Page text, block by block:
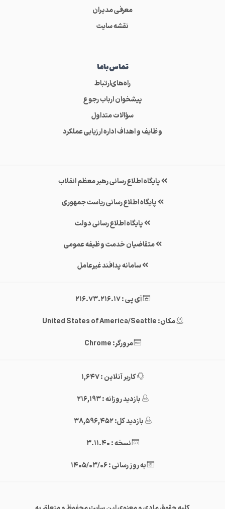
معرفی مدیران
نقشه سایت
تماس‌باما
راه‌های‌ارتباط
پیشخوان ارباب رجوع
سؤالات متداول
وظایف و اهداف اداره ارزیابی عملکرد
پایگاه اطلاع رسانی رهبر معظم انقلاب
پایگاه اطلاع رسانی ریاست جمهوری
پایگاه اطلاع رسانی دولت
متقاضیان خدمت وظیفه عمومی
سامانه پدافند غیرعامل
آی پی : 216.73.216.17
مکان: United States of America/Seattle
مرورگر: Chrome
کاربر آنلاین : 1,647
بازدید روزانه : 216,193
بازدید کل: 38,596,452
نسخه : 3.11.40
به روز رسانی : 1405/03/06